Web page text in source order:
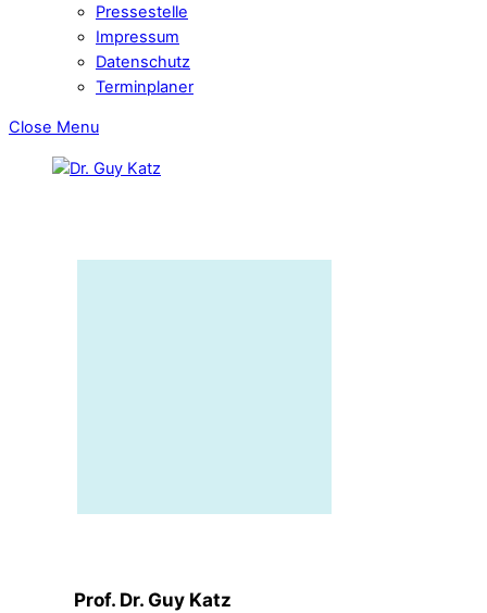
Pressestelle
Impressum
Datenschutz
Terminplaner
Close Menu
Prof. Dr. Guy Katz